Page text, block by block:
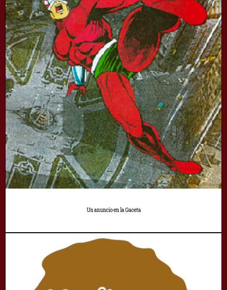
Un anuncio en la Gaceta